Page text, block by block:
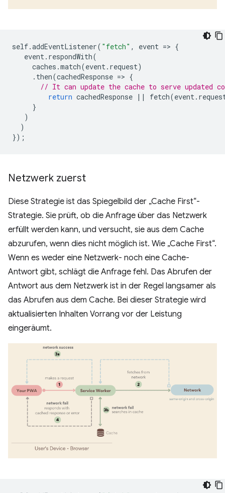
self.addEventListener( "fetch" , event => {
event. respondWith(
caches .match(event. request)
. then(cachedResponse => {
// It can update the cache to serve updated
return cachedResponse || fetch(event.
}
)
)
});
Netzwerk zuerst
Diese Strategie ist das Spiegelbild der „Cache First“-
Strategie. Sie prüft, ob die Anfrage über das Netzwerk
erfüllt werden kann, und versucht, sie aus dem Cache
abzurufen, wenn dies nicht möglich ist. Wie „Cache First“.
Wenn es weder eine Netzwerk- noch eine Cache-
Antwort gibt, schlägt die Anfrage fehl. Das Abrufen der
Antwort aus dem Netzwerk ist in der Regel langsamer als
das Abrufen aus dem Cache. Bei dieser Strategie wird
aktualisierten Inhalten Vorrang vor der Leistung
eingeräumt.